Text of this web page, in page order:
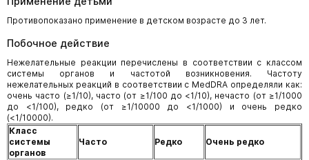
Противопоказано применение в детском возрасте до 3 лет.
Побочное действие
Нежелательные реакции перечислены в соответствии с классом
системы органов и частотой возникновения. Частоту
нежелательных реакций в соответствии с MedDRA определяли как:
очень часто (≥1/10), часто (от ≥1/100 до <1/10), нечасто (от ≥1/1000
до <1/100), редко (от ≥1/10000 до <1/1000) и очень редко
(<1/10000).
Класс
системы
органов
Часто Редко Очень редко